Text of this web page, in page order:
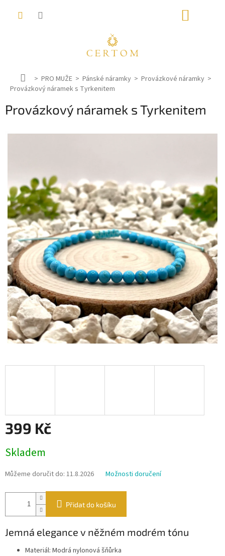
D
o
ů
PRO MUŽE Pánské náramky
Provázkové náramky
Provázkový náramek s Tyrkenitem
Provázkový náramek s Tyrkenitem
399 Kč
cena:
Skladem
Můžeme doručit do: 11.8.2026 Možnosti doručení
Přidat do košíku
Jemná elegance v něžném modrém tónu
Materiál: Modrá nylonová šňůrka